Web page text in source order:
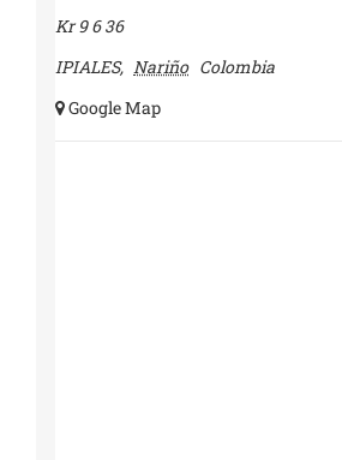
Kr 9 6 36
IPIALES, Nariño Colombia
+ Google Map